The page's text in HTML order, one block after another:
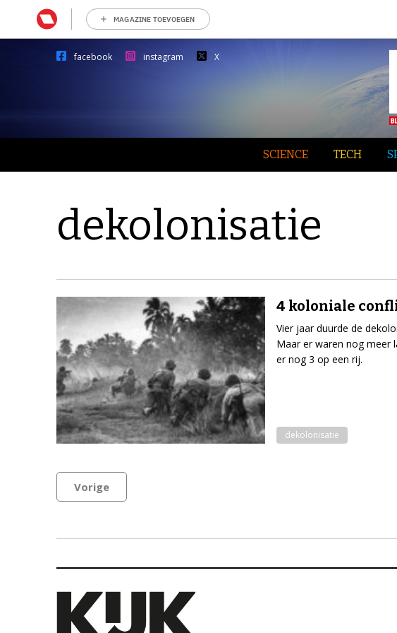
MAGAZINE TOEVOEGEN
facebook instagram X
SCIENCE TECH
dekolonisatie
4 koloniale
Vier jaar duurde de
Maar er waren nog meer
er nog 3 op een rij.
dekolonisatie
Vorige